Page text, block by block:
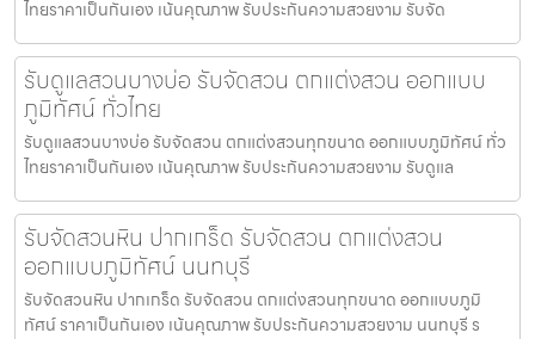
ไทยราคาเป็นกันเอง เน้นคุณภาพ รับประกันความสวยงาม รับจัด
รับดูแลสวนบางบ่อ รับจัดสวน ตกแต่งสวน ออกแบบ
ภูมิทัศน์ ทั่วไทย
รับดูแลสวนบางบ่อ รับจัดสวน ตกแต่งสวนทุกขนาด ออกแบบภูมิทัศน์ ทั่ว
ไทยราคาเป็นกันเอง เน้นคุณภาพ รับประกันความสวยงาม รับดูแล
รับจัดสวนหิน ปากเกร็ด รับจัดสวน ตกแต่งสวน
ออกแบบภูมิทัศน์ นนทบุรี
รับจัดสวนหิน ปากเกร็ด รับจัดสวน ตกแต่งสวนทุกขนาด ออกแบบภูมิ
ทัศน์ ราคาเป็นกันเอง เน้นคุณภาพ รับประกันความสวยงาม นนทบุรี ร